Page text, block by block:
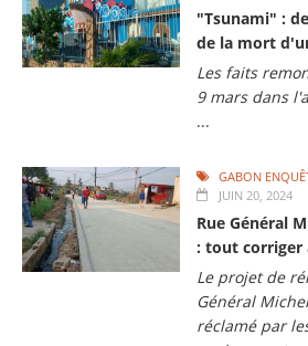
"Tsunami" :
de la mort
Les faits
9 mars dans
...
GABON
JUIN 20, 2024
Rue Général
: tout corriger
Le projet de
Général
réclamé par